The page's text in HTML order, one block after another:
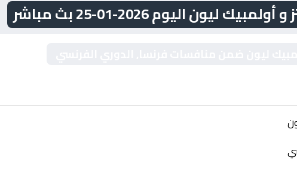
ليون اليوم 2026-01-25 بث مباشر